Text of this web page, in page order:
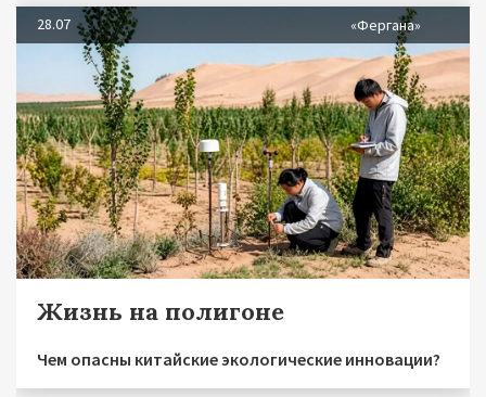
28.07 «Фергана»
Жизнь на полигоне
Чем опасны китайские экологические инновации?